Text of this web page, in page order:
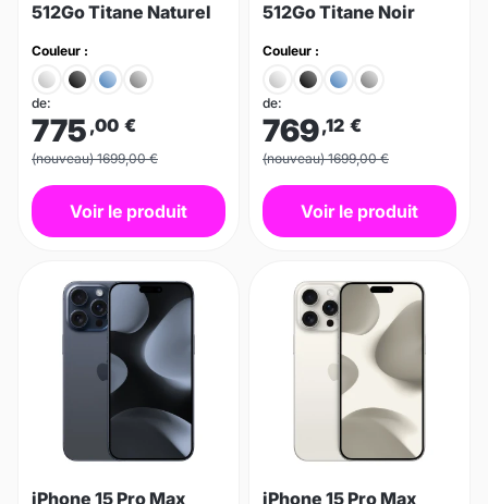
512Go Titane Naturel
Couleur :
de:
775 ,00 €
(nouveau) 1699,00 €
Voir le produit
512Go Titane Noir
Couleur :
de:
769,12 €
(nouveau) 1699,00 €
Voir le produit
iPhone 15 Pro Max
iPhone 15 Pro Max